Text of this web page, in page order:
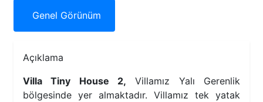
Genel Görünüm
Açıklama
Villa Tiny House 2, Villamız Yalı Gerenlik
bölgesinde yer almaktadır. Villamız tek yatak